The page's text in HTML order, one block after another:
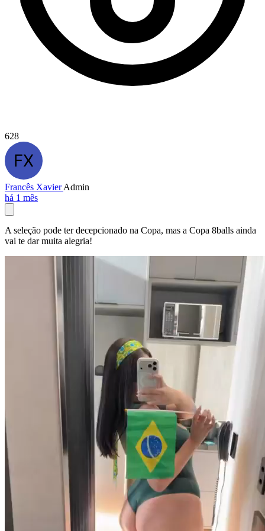
628
Francês XavierAdmin
há 1 mês
A seleção pode ter decepcionado na Copa, mas a Copa 8balls ainda
vai te dar muita alegria!